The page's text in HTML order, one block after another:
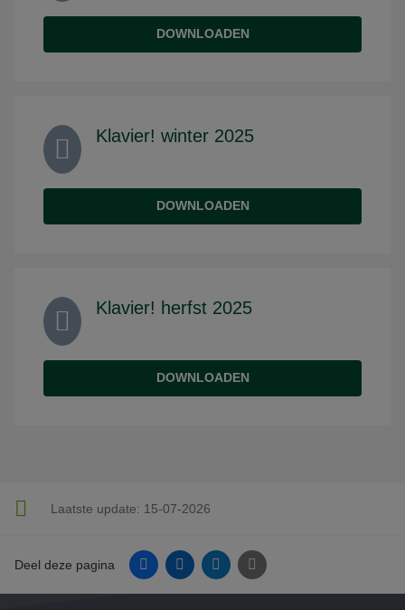
DOWNLOADEN
Klavier! winter 2025
DOWNLOADEN
Klavier! herfst 2025
DOWNLOADEN
Laatste update: 15-07-2026
Deel deze pagina FacebookLinkedinTwitter E-mail